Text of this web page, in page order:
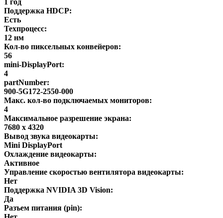
Поддержка HDCP:
Есть
Техпроцесс:
12 нм
Кол-во пиксельных конвейеров:
56
mini-DisplayPort:
4
partNumber:
900-5G172-2550-000
Макс. кол-во подключаемых мониторов:
4
Максимальное разрешение экрана:
7680 x 4320
Вывод звука видеокарты:
Mini DisplayPort
Охлаждение видеокарты:
Активное
Управление скоростью вентилятора видеокарты:
Нет
Поддержка NVIDIA 3D Vision:
Да
Разъем питания (pin):